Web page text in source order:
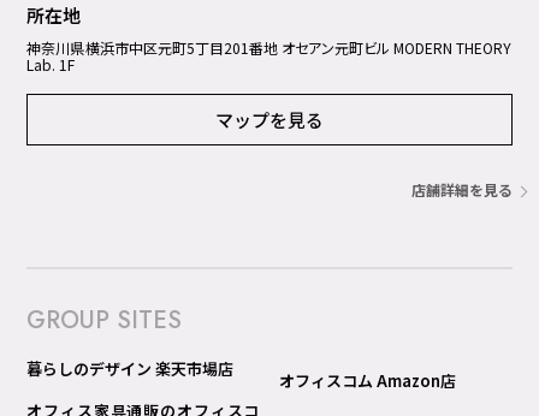
所在地
神奈川県横浜市中区元町5丁⽬201番地 オセアン元町ビル MODERN THEORY
Lab. 1F
マップを見る
店舗詳細を見る
GROUP SITES
暮らしのデザイン 楽天市場店
オフィス家具通販のオフィスコ
オフィスコム Amazon店